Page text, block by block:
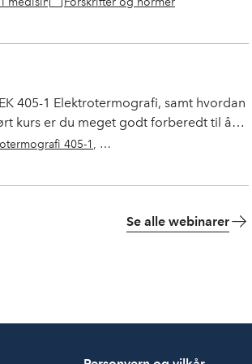
405-1 Elektrotermografi, samt hvordan
kurs er du meget godt forberedt til å
eksamen. Eksamen gjennomføres på
405-1 , Webinar
Se alle webinarer